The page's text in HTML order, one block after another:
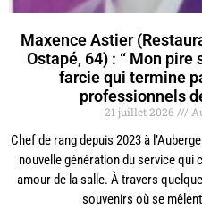
Maxence Astier
Ostapé, 64) : “ Mon
farcie qui termine
professionnels
21 juillet 2026
Chef de rang depuis 2023 à
nouvelle génération du service qui
amour de la salle. À travers
souvenirs où se